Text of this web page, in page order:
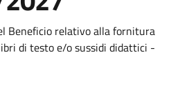
Beneficio relativo alla fornitura
di testo e/o sussidi didattici -